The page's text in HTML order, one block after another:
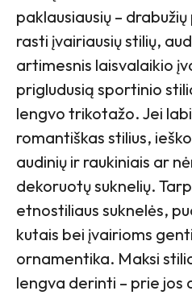
paklausiausių –
rasti įvairiausių stilių,
artimesnis laisvalaikio
prigludusią sportinio
lengvo trikotažo. Jei
romantiškas stilius,
audinių ir raukiniais ar
dekoruotų suknelių.
etnostiliaus suknelės,
kutais bei įvairioms
ornamentika. Maksi
lengva derinti – prie jos